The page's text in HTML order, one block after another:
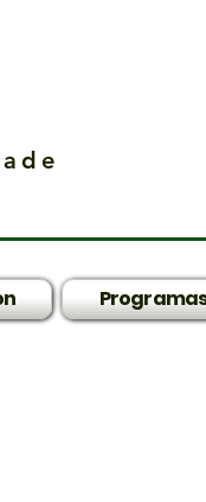
Programas